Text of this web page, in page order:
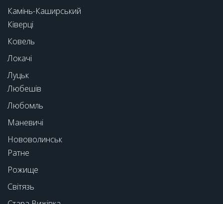
Камінь-Каширський
Ківерці
Ковель
Локачі
Луцьк
Любешів
Любомль
Маневичі
Нововолинськ
Ратне
Рожище
Світязь